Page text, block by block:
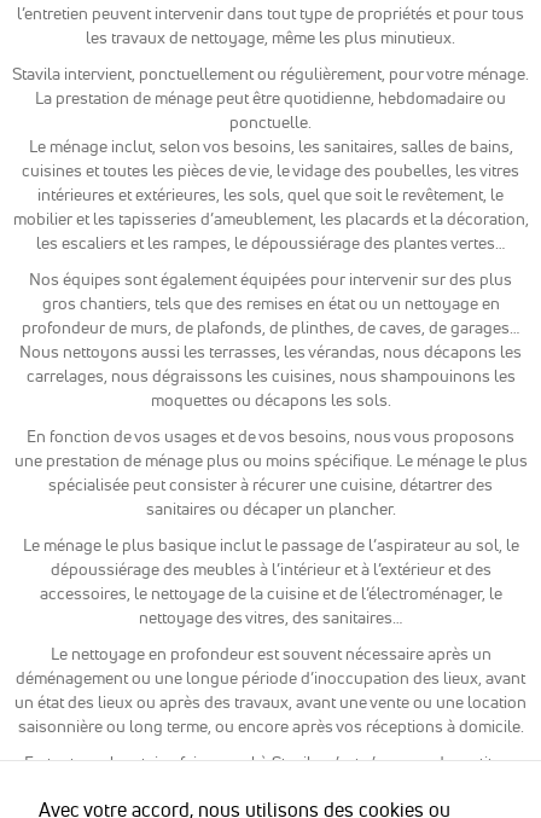
l’entretien peuvent intervenir dans tout type de propriétés et pour tous
les travaux de nettoyage, même les plus minutieux.
Stavila intervient, ponctuellement ou régulièrement, pour votre ménage.
La prestation de ménage peut être quotidienne, hebdomadaire ou
ponctuelle.
Le ménage inclut, selon vos besoins, les sanitaires, salles de bains,
cuisines et toutes les pièces de vie, le vidage des poubelles, les vitres
intérieures et extérieures, les sols, quel que soit le revêtement, le
mobilier et les tapisseries d’ameublement, les placards et la décoration,
les escaliers et les rampes, le dépoussiérage des plantes vertes…
Nos équipes sont également équipées pour intervenir sur des plus
gros chantiers, tels que des remises en état ou un nettoyage en
profondeur de murs, de plafonds, de plinthes, de caves, de garages…
Nous nettoyons aussi les terrasses, les vérandas, nous décapons les
carrelages, nous dégraissons les cuisines, nous shampouinons les
moquettes ou décapons les sols.
En fonction de vos usages et de vos besoins, nous vous proposons
une prestation de ménage plus ou moins spécifique. Le ménage le plus
spécialisée peut consister à récurer une cuisine, détartrer des
sanitaires ou décaper un plancher.
Le ménage le plus basique inclut le passage de l’aspirateur au sol, le
dépoussiérage des meubles à l’intérieur et à l’extérieur et des
accessoires, le nettoyage de la cuisine et de l’électroménager, le
nettoyage des vitres, des sanitaires…
Le nettoyage en profondeur est souvent nécessaire après un
déménagement ou une longue période d’inoccupation des lieux, avant
un état des lieux ou après des travaux, avant une vente ou une location
saisonnière ou long terme, ou encore après vos réceptions à domicile.
En tant que locataire, faire appel à Stavila, c’est s’assurer de restituer
simple de trouver un locataire ou un acheteur si vous lui montrer un
Avec votre accord, nous utilisons des cookies ou
localisation
qu'aux
fonctionnalités
de mise en
relation pour
contacter.
Statistiques
Nous
Google
Analytics
pour
mesurer
l'audience de
notre site
cookies
recueillent
des données
anonymes
afin
d'analyser
comment les
visiteurs
utilisent
interagissent
dessus.
Experience
Google